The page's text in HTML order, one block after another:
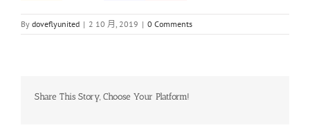
By doveflyunited | 2 10 月, 2019 | 0 Comments
Share This Story, Choose Your Platform!